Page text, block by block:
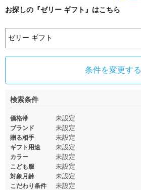
お探しの『ゼリー ギフト』はこちら
条件を変更する
検索条件
価格帯 未設定
ブランド 未設定
贈る相手 未設定
ギフト用途 未設定
カラー 未設定
こども服 未設定
対象月齢 未設定
こだわり条件 未設定